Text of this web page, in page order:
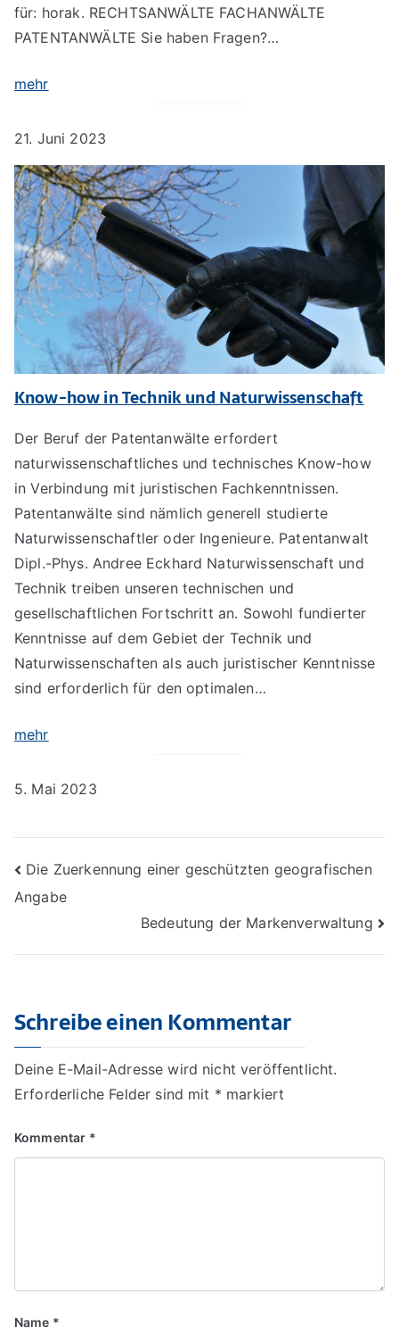
für: horak. RECHTSANWÄLTE FACHANWÄLTE
PATENTANWÄLTE Sie haben Fragen?…
mehr
21. Juni 2023
Know-how in Technik und Naturwissenschaft
Der Beruf der Patentanwälte erfordert
naturwissenschaftliches und technisches Know-how
in Verbindung mit juristischen Fachkenntnissen.
Patentanwälte sind nämlich generell studierte
Naturwissenschaftler oder Ingenieure. Patentanwalt
Dipl.-Phys. Andree Eckhard Naturwissenschaft und
Technik treiben unseren technischen und
gesellschaftlichen Fortschritt an. Sowohl fundierter
Kenntnisse auf dem Gebiet der Technik und
Naturwissenschaften als auch juristischer Kenntnisse
sind erforderlich für den optimalen…
mehr
5. Mai 2023
Beitragsnavigation
Die Zuerkennung einer geschützten geografischen
Angabe
Bedeutung der Markenverwaltung
Schreibe einen Kommentar
Deine E-Mail-Adresse wird nicht veröffentlicht.
Erforderliche Felder sind mit * markiert
Kommentar *
Name *